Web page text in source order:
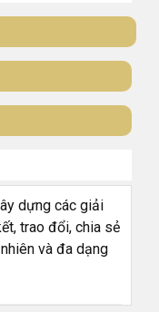
dựng các giải
trao đổi, chia sẻ
và đa dạng